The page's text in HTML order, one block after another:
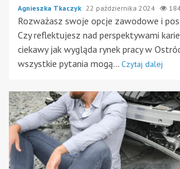
Agnieszka Tkaczyk 22 października 2024
Rozważasz swoje opcje zawodowe i
Czy reflektujesz nad perspektywami
ciekawy jak wygląda rynek pracy w
wszystkie pytania mogą... Czytaj dalej